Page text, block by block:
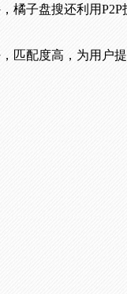
橘子盘搜还利用
配度高，为用户